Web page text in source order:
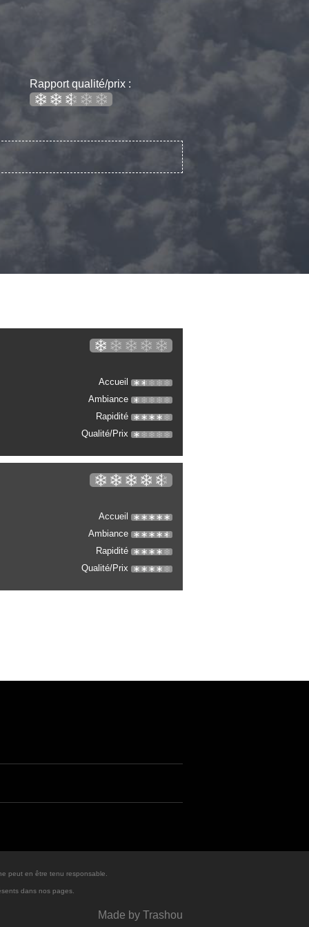
Rapport qualité/prix :
Accueil
Ambiance
Rapidité
Qualité/Prix
Accueil
Ambiance
Rapidité
Qualité/Prix
peut en être tenu responsable.
dans nos pages.
Made by Trashou